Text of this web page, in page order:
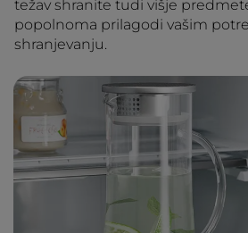
težav shranite tudi višje
popolnoma prilagodi vašim
shranjevanju.